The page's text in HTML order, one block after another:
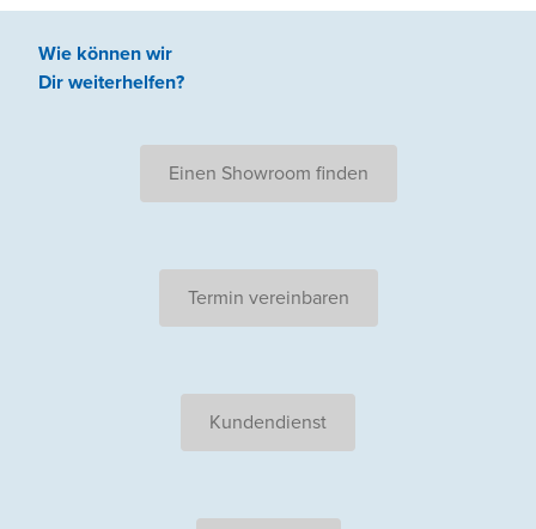
Wie können wir
Dir weiterhelfen?
Einen Showroom finden
Termin vereinbaren
Kundendienst